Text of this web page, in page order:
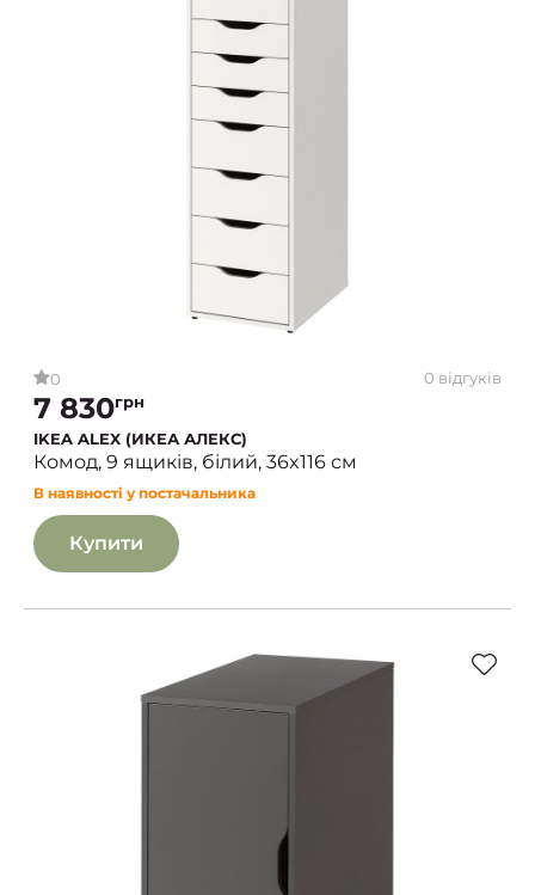
0 0 відгуків
7 830грн
IKEA ALEX (ИКЕА АЛЕКС)
Комод, 9 ящиків, білий, 36x116 см
В наявності у постачальника
Купити